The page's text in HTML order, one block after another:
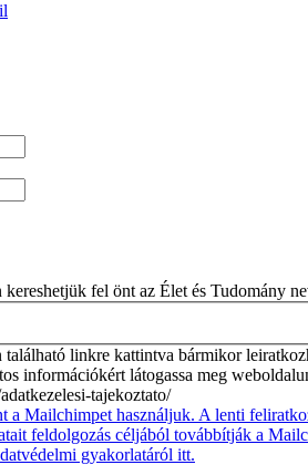
fel önt az Élet és Tudomány
található linkre kattintva bármikor
információkért látogassa meg
tajekoztato/
a Mailchimpet használjuk. A lenti
feldolgozás céljából továbbítják a
gyakorlatáról itt.